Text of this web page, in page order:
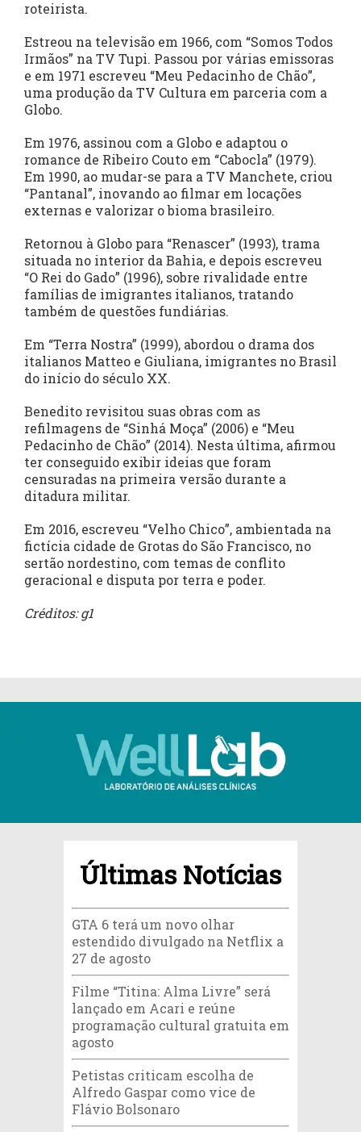
roteirista.
Estreou na televisão em 1966, com “Somos Todos
Irmãos” na TV Tupi. Passou por várias emissoras
e em 1971 escreveu “Meu Pedacinho de Chão”,
uma produção da TV Cultura em parceria com a
Globo.
Em 1976, assinou com a Globo e adaptou o
romance de Ribeiro Couto em “Cabocla” (1979).
Em 1990, ao mudar-se para a TV Manchete, criou
“Pantanal”, inovando ao filmar em locações
externas e valorizar o bioma brasileiro.
Retornou à Globo para “Renascer” (1993), trama
situada no interior da Bahia, e depois escreveu
“O Rei do Gado” (1996), sobre rivalidade entre
famílias de imigrantes italianos, tratando
também de questões fundiárias.
Em “Terra Nostra” (1999), abordou o drama dos
italianos Matteo e Giuliana, imigrantes no Brasil
do início do século XX.
Benedito revisitou suas obras com as
refilmagens de “Sinhá Moça” (2006) e “Meu
Pedacinho de Chão” (2014). Nesta última, afirmou
ter conseguido exibir ideias que foram
censuradas na primeira versão durante a
ditadura militar.
Em 2016, escreveu “Velho Chico”, ambientada na
fictícia cidade de Grotas do São Francisco, no
sertão nordestino, com temas de conflito
geracional e disputa por terra e poder.
Créditos: g1
Últimas Notícias
GTA 6 terá um novo olhar
estendido divulgado na Netflix a
27 de agosto
Filme “Titina: Alma Livre” será
lançado em Acari e reúne
programação cultural gratuita em
agosto
Petistas criticam escolha de
Alfredo Gaspar como vice de
Flávio Bolsonaro